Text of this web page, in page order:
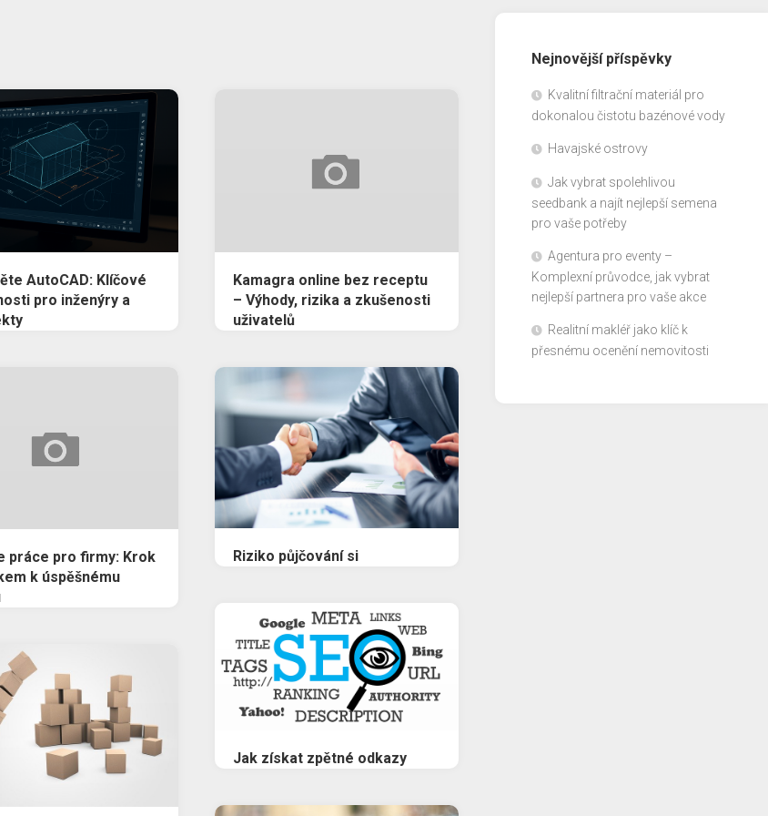
AutoCAD: Klíčové
pro inženýry a
Kamagra online bez receptu
– Výhody, rizika a zkušenosti
uživatelů
práce pro firmy: Krok
k úspěšnému
Riziko půjčování si
Jak získat zpětné odkazy
Nejnovější příspěvky
Kvalitní filtrační materiál pro
dokonalou čistotu bazénové vody
Havajské ostrovy
Jak vybrat spolehlivou
seedbank a najít nejlepší semena
pro vaše potřeby
Agentura pro eventy –
Komplexní průvodce, jak vybrat
nejlepší partnera pro vaše akce
Realitní makléř jako klíč k
přesnému ocenění nemovitosti